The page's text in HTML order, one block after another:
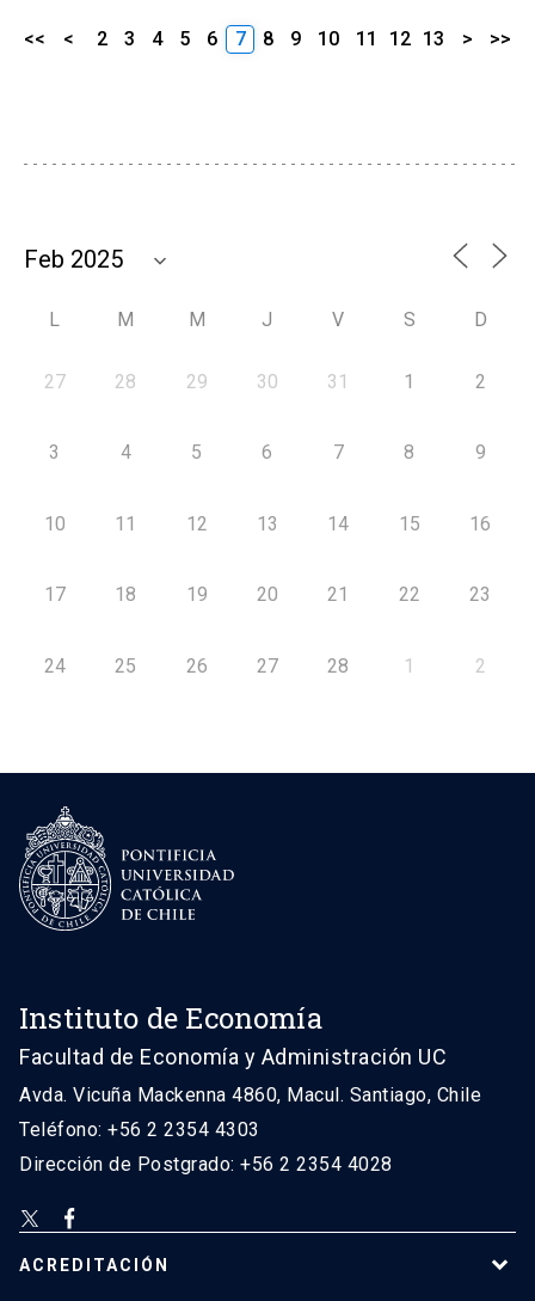
<< < 2 3 4 5 6 7 8 9 10 11 12 13 > >>
L M M J V S D
27 28 29 30 31 1 2
3 4 5 6 7 8 9
10 11 12 13 14 15 16
17 18 19 20 21 22 23
24 25 26 27 28 1 2
Instituto de Economía
Facultad de Economía y Administración UC
Avda. Vicuña Mackenna 4860, Macul. Santiago, Chile
Teléfono: +56 2 2354 4303
Dirección de Postgrado: +56 2 2354 4028
ACREDITACIÓN